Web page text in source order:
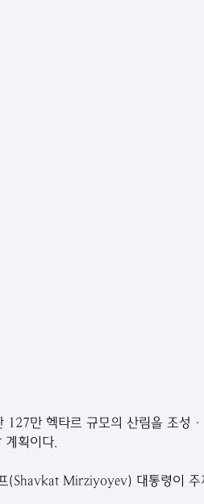
127만 헥타르 규모의 산림을 조
계획이다.
(Shavkat Mirziyoyev) 대통령이